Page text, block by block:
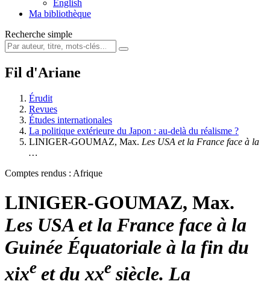
English
Ma bibliothèque
Recherche simple
Fil d'Ariane
Érudit
Revues
Études internationales
La politique extérieure du Japon : au-delà du réalisme ?
LINIGER-GOUMAZ, Max. Les USA et la France face à la
…
Comptes rendus : Afrique
LINIGER-GOUMAZ, Max.
Les USA et la France face à la
Guinée Équatoriale à la fin du
xixe et du xxe siècle. La